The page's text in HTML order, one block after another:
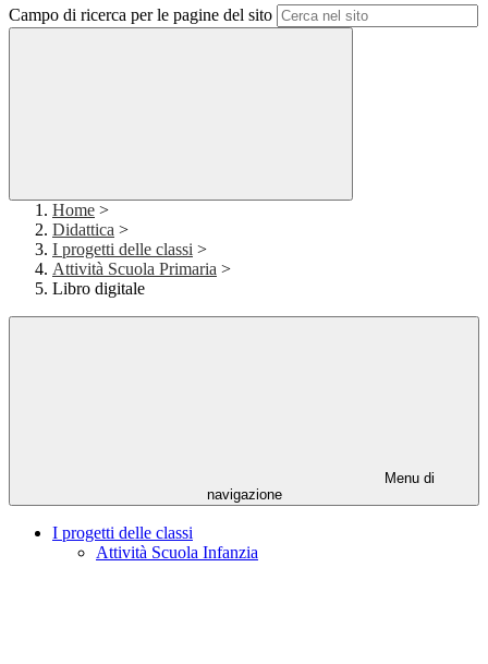
Campo di ricerca per le pagine del sito
Home >
Didattica >
I progetti delle classi >
Attività Scuola Primaria >
Libro digitale
Menu di
navigazione
I progetti delle classi
Attività Scuola Infanzia